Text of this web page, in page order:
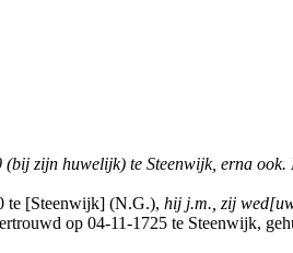
zijn huwelijk) te Steenwijk, erna
te [Steenwijk] (N.G.), hij j.m., zij
op 04-11-1725 te Steenwijk,